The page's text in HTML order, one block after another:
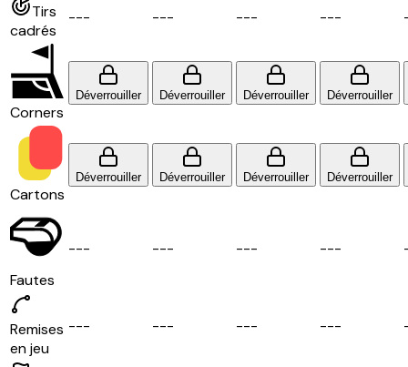
Tirs
cadrés
--- --- --- ---
Corners
Déverrouiller Déverrouiller Déverrouiller Déverrouiller
Cartons
Déverrouiller Déverrouiller Déverrouiller Déverrouiller
Fautes
--- --- --- ---
Remises
en jeu
--- --- --- ---